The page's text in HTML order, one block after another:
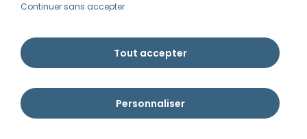
DÈS 79€ D'ACHAT*
Continuer sans accepter
Tout accepter
Personnaliser